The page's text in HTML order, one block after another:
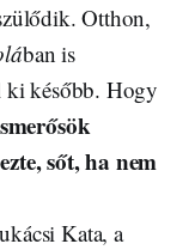
Otthon,
ban is
ki később. Hogy
sőt, ha nem
Kata, a